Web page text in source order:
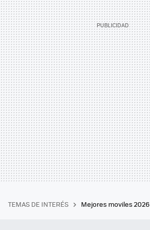
TEMAS DE INTERÉS Mejores moviles 2026